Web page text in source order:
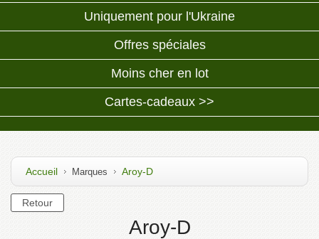
Uniquement pour l'Ukraine
Offres spéciales
Moins cher en lot
Cartes-cadeaux >>
Accueil Marques Aroy-D
Aroy-D